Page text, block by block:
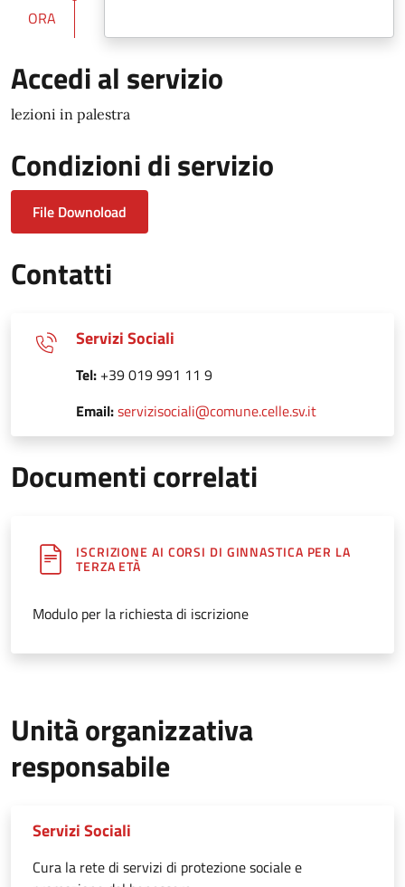
ORA
Accedi al servizio
lezioni in palestra
Condizioni di servizio
File Downoload
Contatti
Servizi Sociali
Tel: +39 019 991 11 9
Email:servizisociali@comune.celle.sv.it
Documenti correlati
ISCRIZIONE AI CORSI DI GINNASTICA PER LA
TERZA ETÀ
Modulo per la richiesta di iscrizione
Unità organizzativa
responsabile
Servizi Sociali
Cura la rete di servizi di protezione sociale e